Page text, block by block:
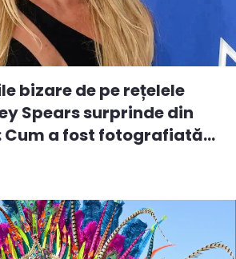
bizare de pe rețelele
Spears surprinde din
Cum a fost fotografiată